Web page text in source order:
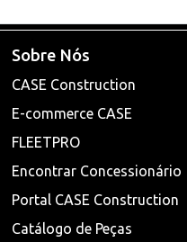
Sobre Nós
CASE Construction
E-commerce CASE
FLEETPRO
Encontrar Concessionário
Portal CASE Construction
Catálogo de Peças